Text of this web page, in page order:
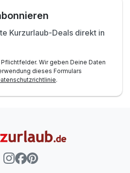
Kurzurlaub-Deals direkt in
Wir geben Deine Daten
dieses Formulars
.